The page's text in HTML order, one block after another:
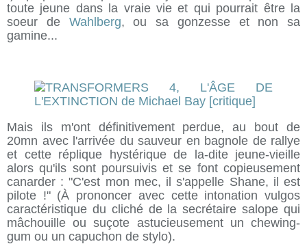
toute jeune dans la vraie vie et qui pourrait être la
soeur de Wahlberg, ou sa gonzesse et non sa
gamine...
Mais ils m'ont définitivement perdue, au bout de
20mn avec l'arrivée du sauveur en bagnole de rallye
et cette réplique hystérique de la-dite jeune-vieille
alors qu'ils sont poursuivis et se font copieusement
canarder : "C'est mon mec, il s'appelle Shane, il est
pilote !" (À prononcer avec cette intonation vulgos
caractéristique du cliché de la secrétaire salope qui
mâchouille ou suçote astucieusement un chewing-
gum ou un capuchon de stylo).